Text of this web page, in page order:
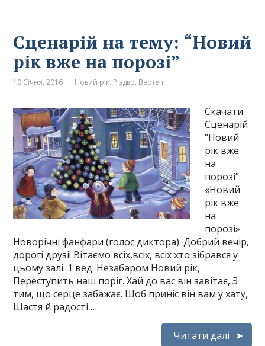
Сценарій на тему: “Новий
рік вже на порозі”
10 Січня, 2016 Новий рік. Різдво. Вертеп
Скачати
Сценарій
“Новий
рік вже
на
порозі”
«Новий
рік вже
на
порозі»
Новорічні фанфари (голос диктора). Добрий вечір,
дорогі друзі! Вітаємо всіх,всіх, всіх хто зібрався у
цьому залі. 1 вед. Незабаром Новий рік,
Переступить наш поріг. Хай до вас він завітає, З
тим, що серце забажає. Щоб приніс він вам у хату,
Щастя й радості …
Читати далі